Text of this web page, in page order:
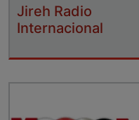
Jireh Radio
Internacional